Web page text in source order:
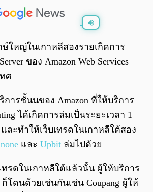
0:00
ษ์ใหญ่ในเกาหลีสองรายเกิดการ
ของ Amazon Web Services
ศ
การชั้นนของ Amazon ที่ให้บริการ
ได้เกิดการล่มเป็นระยะเวลา 1
ละทำให้เว็บเทรดในเกาหลีใต้สอง
และ Upbit ล่มไปด้วย
ทรดในเกาหลีใต้แล้วนั้น ผู้ให้บริการ
โดนด้วยเช่นกันเช่น Coupang ผู้ให้